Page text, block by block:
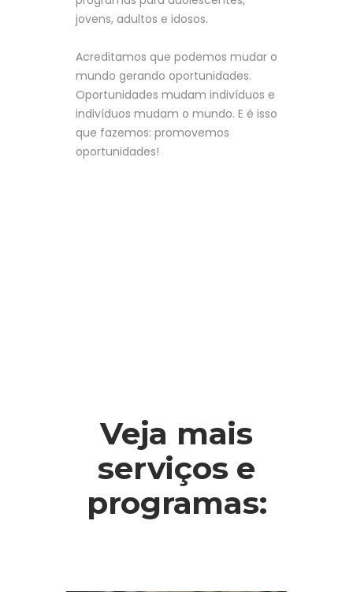
jovens, adultos e idosos.
Acreditamos que podemos mudar o
mundo gerando oportunidades.
Oportunidades mudam indivíduos e
indivíduos mudam o mundo. E é isso
que fazemos: promovemos
oportunidades!
Veja mais
serviços e
programas: